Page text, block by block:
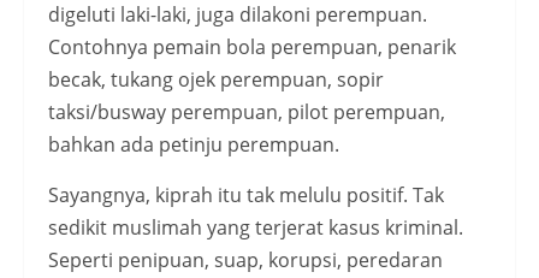
digeluti laki-laki, juga dilakoni perempuan.
Contohnya pemain bola perempuan, penarik
becak, tukang ojek perempuan, sopir
taksi/busway perempuan, pilot perempuan,
bahkan ada petinju perempuan.
Sayangnya, kiprah itu tak melulu positif. Tak
sedikit muslimah yang terjerat kasus kriminal.
Seperti penipuan, suap, korupsi, peredaran